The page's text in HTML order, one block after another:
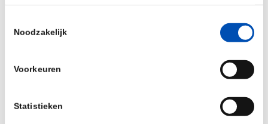
Noodzakelijk
Voorkeuren
Statistieken
onderzoeken of er voor meer eindproducten van
Grassa toegevoegde waarde zit in fermentatie.
Als volgende worden de grasvezels onder de loep
genomen. Dat belooft nieuwe ontwikkelingen!
Over Grassa